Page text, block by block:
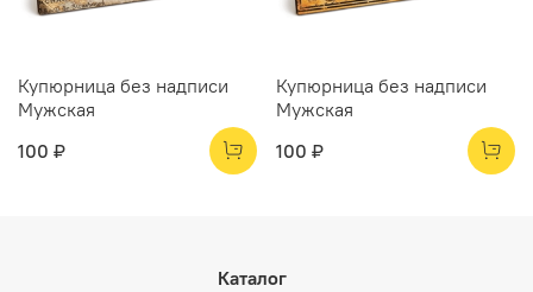
Купюрница без надписи
Мужская
100 ₽
Купюрница без надписи
Мужская
100 ₽
Каталог